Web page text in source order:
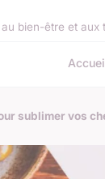
bien-être et aux
sublimer vos